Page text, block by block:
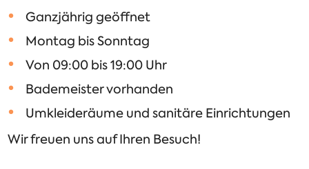
Ganzjährig geöffnet
Montag bis Sonntag
Von 09:00 bis 19:00 Uhr
Bademeister vorhanden
Umkleideräume und sanitäre Einrichtungen
Wir freuen uns auf Ihren Besuch!